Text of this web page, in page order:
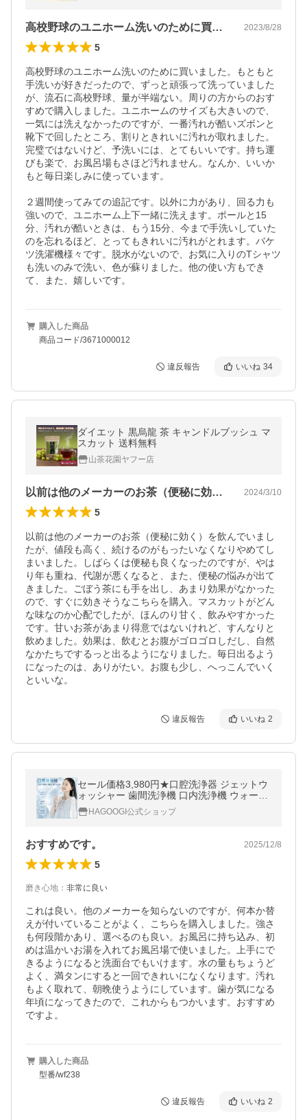
高校野球のユニホーム洗いのために買いま… 2023/8/28
5
高校野球のユニホーム洗いのために買いました。もともと
手洗いが好きだったので、ずっと頑張って洗っていました
が、流石に高校野球、量が半端ない。周りの方からのおす
すめで購入しました。ユニホームのサイズも大きいので、
一気には洗えなかったのですが、一番汚れが酷いズボンと
靴下で回したところ、割りときれいに汚れが取れました。
完璧ではないけど、予洗いには、とてもいいです。持ち運
びも楽で、お風呂場もさほど汚れません。なんか、いいか
もと毎日楽しみに使っています。
２週間使ってみての追記です。以外に力があり、回る力も
強いので、ユニホーム上下一緒に洗えます。ポールと15
分、汚れが酷いときは、もう15分、今まで手洗いしていた
のを忘れるほど、とってもきれいに汚れがとれます。バケ
ツ洗濯機様々です。脱水がないので、お気に入りのTシャツ
も洗いのみで洗い、色が蘇りました。他の使い方もでき
て、また、嬉しいです。
購入した商品
商品コード/3671000012
違反報告 いいね 34
ダイエット 黒烏龍 茶 キャンドルブッシュ マ
スカット 送料無料
山茶花園ヤフー店
以前は他のメーカーのお茶（便秘に効く）… 2024/3/10
5
以前は他のメーカーのお茶（便秘に効く）を飲んでいまし
たが、値段も高く、続けるのがもったいなくなりやめてし
まいました。しばらくは便秘も良くなったのですが、やは
り年も重ね、代謝が悪くなると、また、便秘の悩みが出て
きました。ごぼう茶にも手を出し、あまり効果がなかった
ので、すぐに効きそうなこちらを購入。マスカットがどん
な味なのか心配でしたが、ほんのり甘く、飲みやすかった
です。甘いお茶があまり得意ではないけれど、すんなりと
飲めました。効果は、飲むとお腹がゴロゴロしだし、自然
なかたちでするっと出るようになりました。毎日出るよう
になったのは、ありがたい。お腹も少し、へっこんでいく
といいな。
違反報告 いいね 2
セール価格3,980円★口腔洗浄器 ジェットウ
ォッシャー 歯間洗浄機 口内洗浄機 ウォータ
ーピック 5種類ノズル 5モード調整 IPX7防水
400mlタンク 歯垢除去
HAGOOGI公式ショップ
おすすめです。 2025/12/8
5
磨き心地 ： 非常に良い
これは良い。他のメーカーを知らないのですが、何本か替
えが付いていることがよく、こちらを購入しました。強さ
も何段階かあり、選べるのも良い。お風呂に持ち込み、初
めは温かいお湯を入れてお風呂場で使いました。上手にで
きるようになると洗面台でもいけます。水の量もちょうど
よく、満タンにすると一回できれいになくなります。汚れ
もよく取れて、朝晩使うようにしています。歯が気になる
年頃になってきたので、これからもつかいます。おすすめ
ですよ。
購入した商品
型番/wf238
違反報告 いいね 2